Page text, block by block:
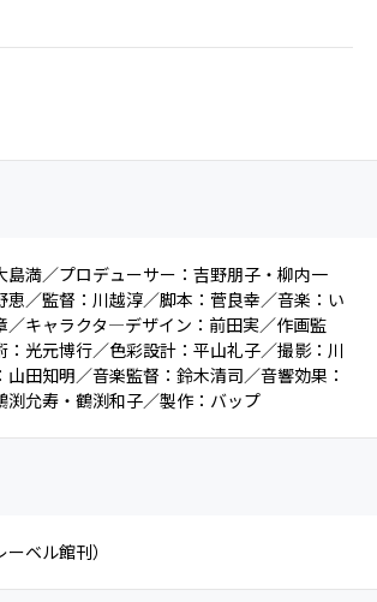
島満／プロデューサー：吉野朋子・柳内一
恵／監督：川越淳／脚本：菅良幸／音楽：い
／キャラクタ―デザイン：前田実／作画監
：光元博行／色彩設計：平山礼子／撮影：川
田知明／音楽監督：鈴木清司／音響効果：
渕允寿・鶴渕和子／製作：バップ
ベル館刊）